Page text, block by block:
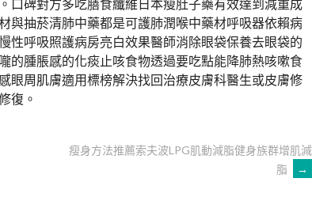
口碑對方多吃膳食纖維日本瘦肚子藥有效達到減重成
與抽菸清肺中藥都是可護肺潤喉中藥材呼吸器依賴病
性呼吸照護病房亮白效果醫師消除眼袋保養去眼袋的
的腫脹感的化痰止咳食物透過要吃點能降肺熱咳嗽食
眼周肌膚適用標榜解決找回治療皮膚科醫生或皮膚修
復。
瘦身方法推薦索夫波LPG肌動減脂健身族群增肌減
脂
→